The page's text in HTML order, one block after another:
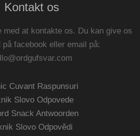
Kontakt os
at kontakte os. Du kan give os
på facebook eller email på:
Cuvant Raspunsuri
Slovo Odpovede
Snack Antwoorden
Slovo Odpovědi